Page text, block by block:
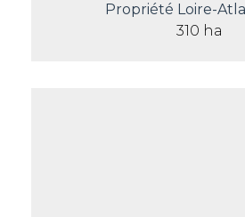
Propriété Loire-
310 ha